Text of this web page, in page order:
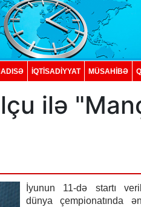
İQTISADIYYAT MÜSAHİBƏ
ilə
İyunun 11-də startı
dünya çempionatında